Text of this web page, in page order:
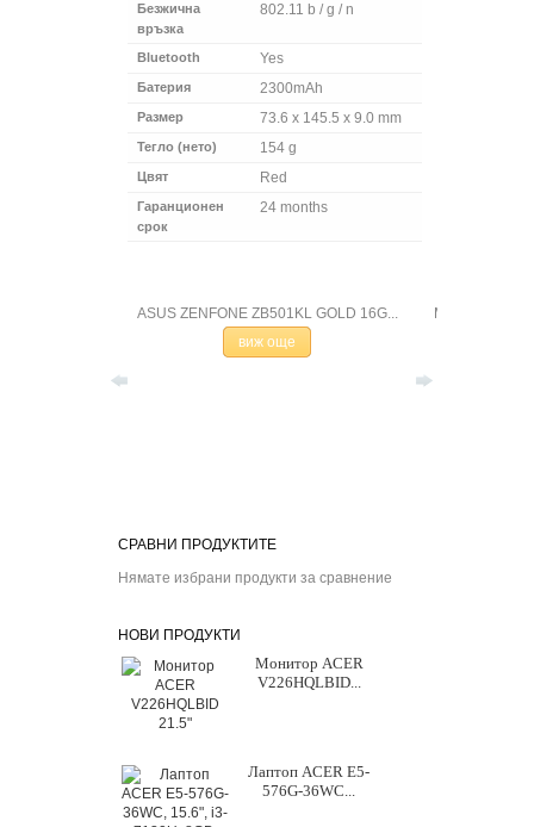
Безжична
връзка
802.11 b / g / n
Bluetooth Yes
Батерия 2300mAh
Размер 73.6 x 145.5 x 9.0 mm
Тегло (нето) 154 g
Цвят Red
Гаранционен
срок
24 months
ASUS ZENFONE ZB501KL GOLD 16G...
виж още
Мобилен
СРАВНИ ПРОДУКТИТЕ
Нямате избрани продукти за сравнение
НОВИ ПРОДУКТИ
Монитор ACER
V226HQLBID...
Лаптоп ACER E5-
576G-36WC...